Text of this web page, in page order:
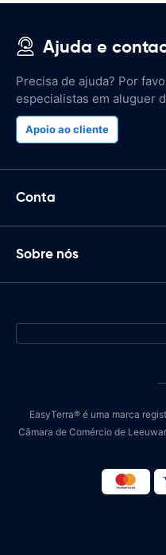
Ajuda e
Precisa de ajuda? Por
especialistas em aluguer
Apoio ao cliente
Conta
Sobre nós
EasyTerra® é uma marca
Câmara de Comércio de